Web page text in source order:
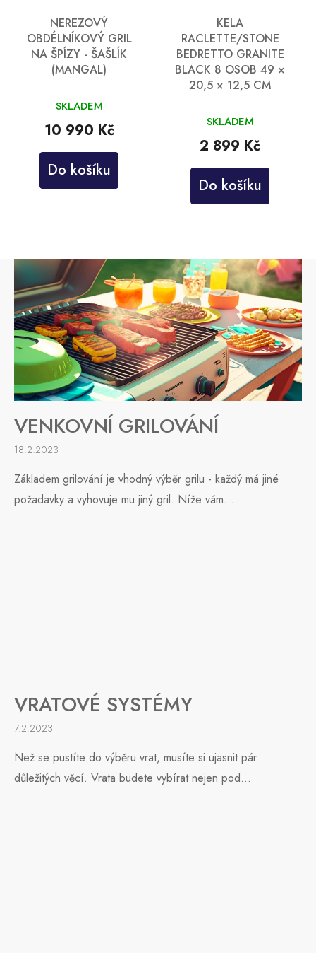
NEREZOVÝ
OBDÉLNÍKOVÝ GRIL
NA ŠPÍZY - ŠAŠLÍK
(MANGAL)
SKLADEM
10 990 Kč
Do košíku
KELA
RACLETTE/STONE
BEDRETTO GRANITE
BLACK 8 OSOB 49 ×
20,5 × 12,5 CM
SKLADEM
2 899 Kč
Do košíku
VENKOVNÍ GRILOVÁNÍ
18.2.2023
Základem grilování je vhodný výběr grilu - každý má jiné
požadavky a vyhovuje mu jiný gril. Níže vám...
VRATOVÉ SYSTÉMY
7.2.2023
Než se pustíte do výběru vrat, musíte si ujasnit pár
důležitých věcí. Vrata budete vybírat nejen pod...